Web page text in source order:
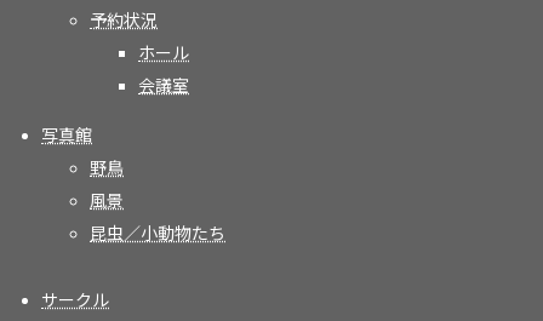
予約状況
ホール
会議室
写真館
野鳥
風景
昆虫／小動物たち
サークル